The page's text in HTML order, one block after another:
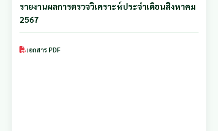
รายงานผลการตรวจวิเคราะห์ประจำเดือนสิงหาคม
2567
เอกสาร PDF